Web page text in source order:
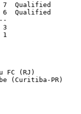
Qualified
Qualified
(RJ)
(Curitiba-PR)